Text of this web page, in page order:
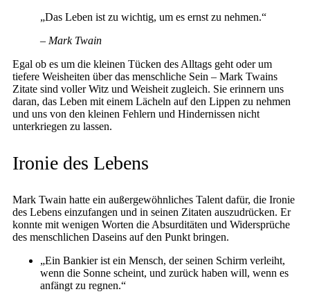
„Das Leben ist zu wichtig, um es ernst zu nehmen.“
– Mark Twain
Egal ob es um die kleinen Tücken des Alltags geht oder um
tiefere Weisheiten über das menschliche Sein – Mark Twains
Zitate sind voller Witz und Weisheit zugleich. Sie erinnern uns
daran, das Leben mit einem Lächeln auf den Lippen zu nehmen
und uns von den kleinen Fehlern und Hindernissen nicht
unterkriegen zu lassen.
Ironie des Lebens
Mark Twain hatte ein außergewöhnliches Talent dafür, die Ironie
des Lebens einzufangen und in seinen Zitaten auszudrücken. Er
konnte mit wenigen Worten die Absurditäten und Widersprüche
des menschlichen Daseins auf den Punkt bringen.
„Ein Bankier ist ein Mensch, der seinen Schirm verleiht,
wenn die Sonne scheint, und zurück haben will, wenn es
anfängt zu regnen.“